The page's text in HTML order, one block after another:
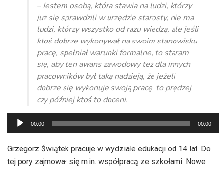
– Jestem osobą, która stawia na ludzi, którzy
już się sprawdzili w urzędzie starosty, nie ma
ludzi, którzy wszystko od razu wiedzą, ale jeśli
ktoś dobrze wykonywał na swoim stanowisku
pracę, spełniał warunki formalne, to staram
się, aby ten awans zawodowy też dla innych
pracowników był taką nadzieją, że jeżeli
dobrze się wykonuje swoją pracę, to prędzej
czy później ktoś to doceni.
Odtwarzacz
plików
dźwiękowych
00:00 00:00
Grzegorz Świątek pracuje w wydziale edukacji od 14 lat. Do
tej pory zajmował się m.in. współpracą ze szkołami. Nowe